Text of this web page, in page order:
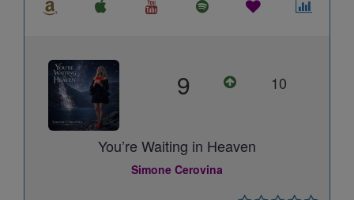
9 10
You’re Waiting in Heaven
Simone Cerovina